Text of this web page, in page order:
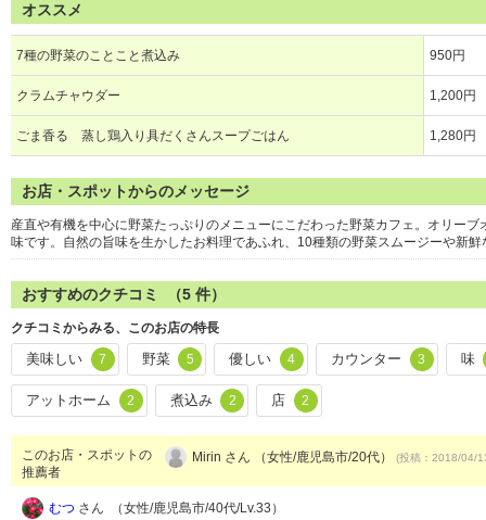
オススメ
7種の野菜のことこと煮込み 950円
クラムチャウダー 1,200円
ごま香る 蒸し鶏入り具だくさんスープごはん 1,280円
お店・スポットからのメッセージ
産直や有機を中心に野菜たっぷりのメニューにこだわった野菜カフェ。オリー
味です。自然の旨味を生かしたお料理であふれ、10種類の野菜スムージーや新
おすすめのクチコミ （5 件）
クチコミからみる、このお店の特長
美味しい 7 野菜 5 優しい 4 カウンター 3 味
アットホーム 2 煮込み 2 店 2
このお店・スポットの
推薦者
Mirin さん （女性/鹿児島市/20代） (投稿：2018/04/
むつ さん （女性/鹿児島市/40代/Lv.33）